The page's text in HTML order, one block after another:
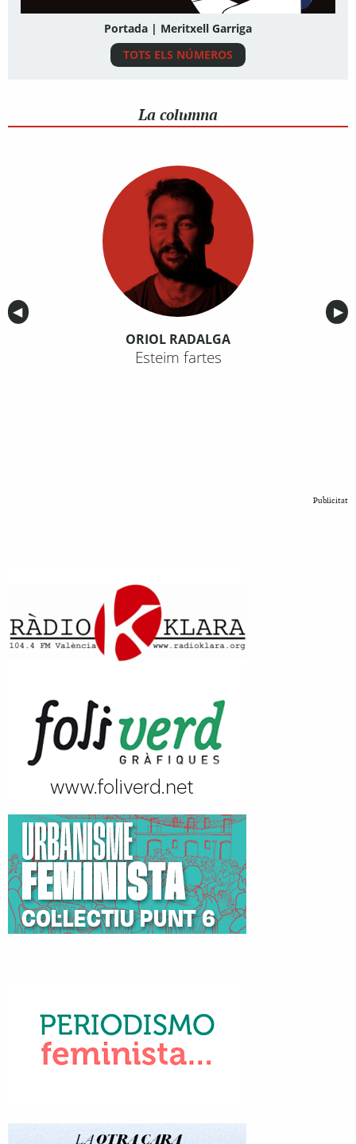
Portada | Meritxell Garriga
TOTS ELS NÚMEROS
La columna
Anterior
◀︎ ▶︎
ORIOL RADALGA
Esteim fartes
Publicitat